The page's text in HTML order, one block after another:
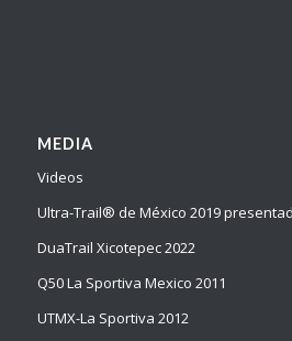
MEDIA
Videos
Ultra-Trail® de México 2019
DuaTrail Xicotepec 2022
Q50 La Sportiva Mexico 2011
UTMX-La Sportiva 2012